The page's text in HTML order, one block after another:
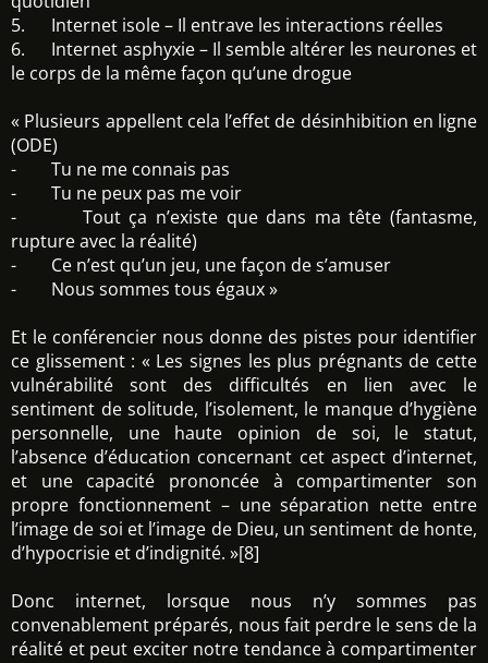
5. Internet isole – Il entrave les interactions réelles
6. Internet asphyxie – Il semble altérer les neurones et
le corps de la même façon qu’une drogue
« Plusieurs appellent cela l’effet de désinhibition en ligne
(ODE)
- Tu ne me connais pas
- Tu ne peux pas me voir
- Tout ça n’existe que dans ma tête (fantasme,
rupture avec la réalité)
- Ce n’est qu’un jeu, une façon de s’amuser
- Nous sommes tous égaux »
Et le conférencier nous donne des pistes pour identifier
ce glissement : « Les signes les plus prégnants de cette
vulnérabilité sont des difficultés en lien avec le
sentiment de solitude, l’isolement, le manque d’hygiène
personnelle, une haute opinion de soi, le statut,
l’absence d’éducation concernant cet aspect d’internet,
et une capacité prononcée à compartimenter son
propre fonctionnement – une séparation nette entre
l’image de soi et l’image de Dieu, un sentiment de honte,
d’hypocrisie et d’indignité. »[8]
Donc internet, lorsque nous n’y sommes pas
convenablement préparés, nous fait perdre le sens de la
réalité et peut exciter notre tendance à compartimenter